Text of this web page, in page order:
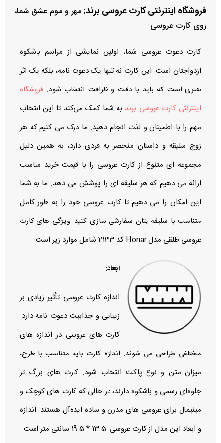
فروشگاه اینترنتی کارت عروسی برند:مهر و موم عشق شما،
روی کارت عروسی
کارت دعوت عروسی شما، اولین نمایشی از مراسم باشکوه
ازدواجتان است. این کارت نه تنها یک دعوت‌ نامه، بلکه یک اثر
هنری است که باید با دقت و ظرافت انتخاب شود. فروشگاه
اینترنتی کارت عروسی برند به شما کمک می‌کند تا این انتخاب
مهم را با اطمینان و لذت انجام دهید. ما درک می‌ کنیم که هر
زوج سلیقه و داستان منحصر به‌ فردی دارد، به همین دلیل
مجموعه‌ ای متنوع از کارت‌ عروسی را با قیمت خرید مناسب
ارائه می‌ دهیم که هر سلیقه‌ ای را پوشش می‌ دهد. ما به شما
این امکان را می‌ دهیم تا کارت عروسی خود را به طور کامل
متناسب با سلیقه یتان سفارشی‌ سازی کنید. ویژگی های کارت
عروسی طلقی مدل Honar کد 2133 شامل موارد زیر است:
ابعاد:
اندازه کارت عروسی تأثیر زیادی بر
زیبایی و جذابیت دعوت‌ نامه دارد.
کارت‌ های عروسی در اندازه‌ های
مختلفی طراحی می‌ شوند. اندازه کارت باید متناسب با طرح،
میزان متن و نوع پاکت انتخاب شود. کارت‌ های بزرگ‌ تر
جلوه‌ای رسمی و باشکوه دارند، در حالی که کارت‌ های کوچک و
مینیمال برای عروسی‌ های مدرن و ساده ایده‌آل هستند. اندازه
و ابعاد این مدل از کارت عروسی 13.5 * 19.5 سانتی متر است.